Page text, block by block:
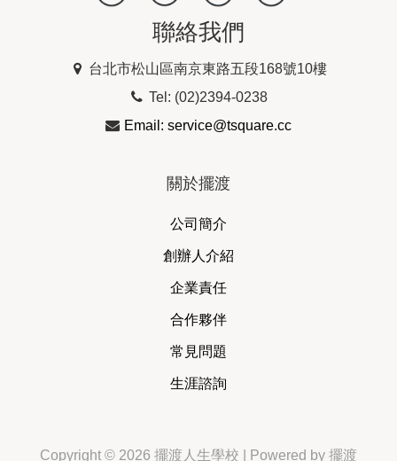
聯絡我們
台北市松山區南京東路五段168號10樓
Tel: (02)2394-0238
Email: service@tsquare.cc
關於擺渡
公司簡介
創辦人介紹
企業責任
合作夥伴
常見問題
生涯諮詢
Copyright © 2026 擺渡人生學校 | Powered by 擺渡